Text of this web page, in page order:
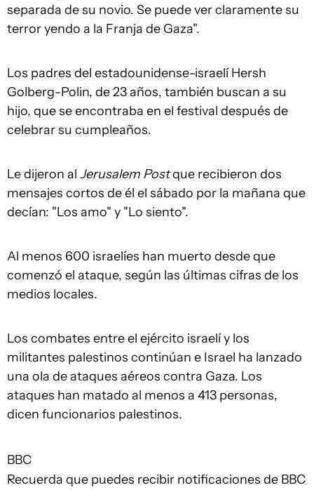
separada de su novio. Se puede ver claramente su
terror yendo a la Franja de Gaza".
Los padres del estadounidense-israelí Hersh
Golberg-Polin, de 23 años, también buscan a su
hijo, que se encontraba en el festival después de
celebrar su cumpleaños.
Le dijeron al Jerusalem Postque recibieron dos
mensajes cortos de él el sábado por la mañana que
decían: "Los amo" y "Lo siento".
Al menos 600 israelíes han muerto desde que
comenzó el ataque, según las últimas cifras de los
medios locales.
Los combates entre el ejército israelí y los
militantes palestinos continúan e Israel ha lanzado
una ola de ataques aéreos contra Gaza. Los
ataques han matado al menos a 413 personas,
dicen funcionarios palestinos.
BBC
Recuerda que puedes recibir notificaciones de BBC